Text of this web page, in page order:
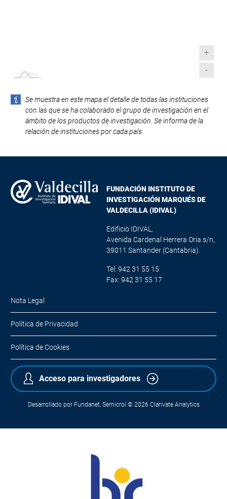
+
-
Se muestra en este mapa el detalle de todas las instituciones
con las que se ha colaborado el grupo de investigación en el
ámbito de los productos de investigación. Se informa de la
relación de instituciones por cada país.
FUNDACIÓN INSTITUTO DE
INVESTIGACIÓN MARQUÉS DE
VALDECILLA (IDIVAL)
Edificio IDIVAL,
Avenida Cardenal Herrera Oria s/n,
39011 Santander (Cantabria).
Tel: 942 31 55 15
Fax: 942 31 55 17
Nota Legal
Política de Privacidad
Política de Cookies
Acceso para investigadores
Desarrollado por Fundanet, Semicrol © 2026 Clarivate Analytics